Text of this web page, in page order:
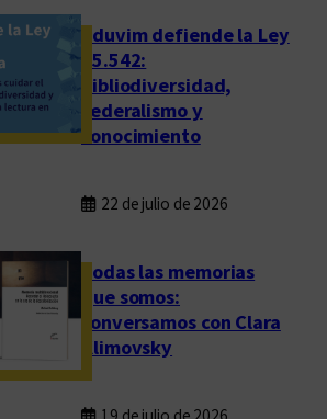
Eduvim defiende la Ley
25.542:
bibliodiversidad,
federalismo y
conocimiento
22 de julio de 2026
Todas las memorias
que somos:
conversamos con Clara
Klimovsky
19 de julio de 2026